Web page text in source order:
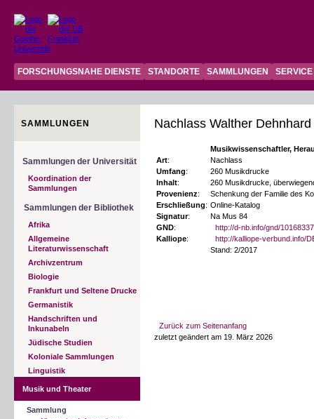
FORSCHUNGSNAHE DIENSTE STANDORTE SAMMLUNGEN SERVICE
SAMMLUNGEN
Sammlungen der Universität
Koordination der
Sammlungen
Sammlungen der Bibliothek
Afrika
Allgemeine
Literaturwissenschaft
Archivzentrum
Biologie
Frankfurt und Seltene Drucke
Germanistik
Handschriften und
Inkunabeln
Jüdische Studien
Koloniale Sammlungen
Linguistik
Musik und Theater
Sammlung
Nachlass Walther
Musikwissenschaftler,
Art:
Nachlass
Umfang:
260 Musikdrucke
Inhalt:
260 Musikdrucke,
Provenienz:
Schenkung der Familie des
Erschließung: Online-Katalog
Signatur:
Na Mus 84
GND:
http://d-nb.info/gnd/
Kalliope:
http://kalliope-verbund.info/
Stand: 2/2017
Zurück zum Seitenanfang
zuletzt geändert am 19. März 2026